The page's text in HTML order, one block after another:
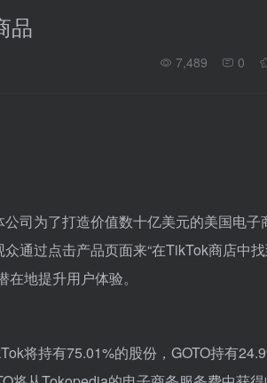
品
7,489 0
司为了打造价值数十亿美元的美国电子
通过点击产品页面来“在TikTok商店中
地提升用户体验。
将持有75.01%的股份，GOTO持有